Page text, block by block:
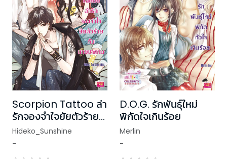
Scorpion Tattoo ล่า
รักจองจำใจยัยตัวร้าย
กับนายซาตาน
Hideko_Sunshine
-
D.O.G. รักพันธุ์ใหม่
พิกัดใจเกินร้อย
Merlin
-